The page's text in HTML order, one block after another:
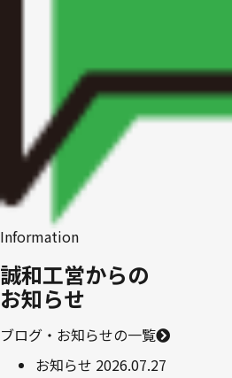
Information
誠和工営からの
お知らせ
ブログ・お知らせの一覧
お知らせ 2026.07.27